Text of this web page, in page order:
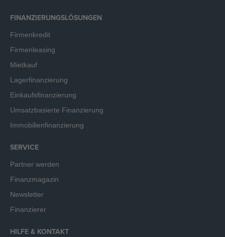
FINANZIERUNGSLÖSUNGEN
Firmenkredit
Firmenleasing
Mietkauf
Lagerfinanzierung
Einkaufsfinanzierung
Umsatzbasierte Finanzierung
Immobilienfinanzierung
SERVICE
Partner werden
Finanzmagazin
Newsletter
Finanzierer
HILFE & KONTAKT